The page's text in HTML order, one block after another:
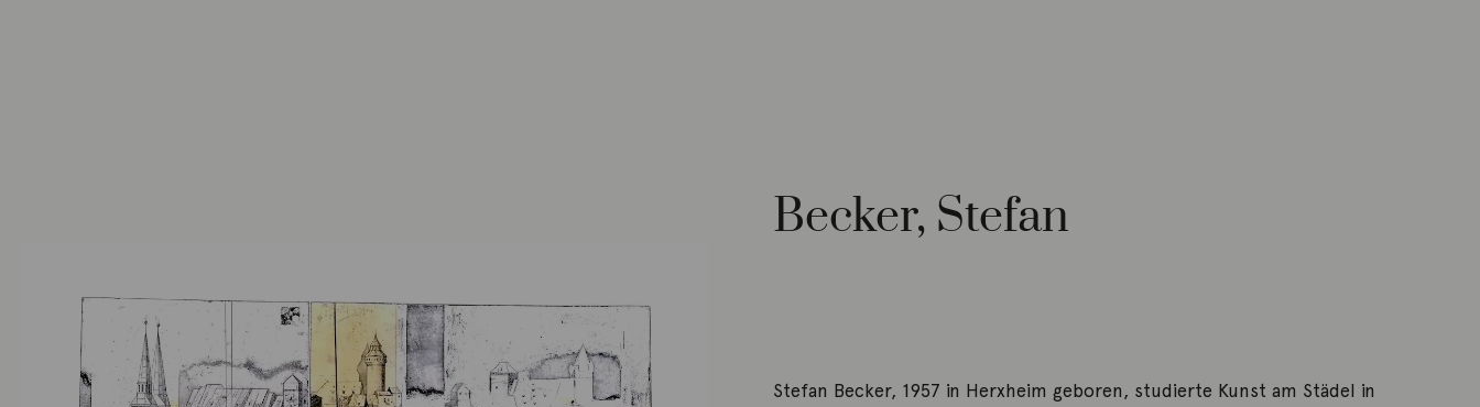
Becker, Stefan
Stefan Becker, 1957 in Herxheim geboren, studierte Kunst am Städel in